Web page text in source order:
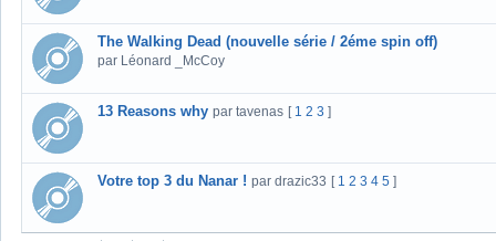
The Walking Dead (nouvelle série / 2éme spin off)
par Léonard _McCoy
13 Reasons why par tavenas [ 1 2 3 ]
Votre top 3 du Nanar ! par drazic33 [ 1 2 3 4 5 ]